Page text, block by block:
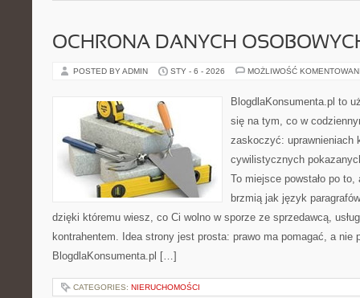
OCHRONA DANYCH
POSTED BY ADMIN STY - 6 - 2026 MOŻLIWOŚĆ
BlogdlaKonsumenta.pl to
się na tym, co w
zaskoczyć: uprawnieniach
cywilistycznych
To miejsce powstało po
brzmią jak język
dzięki któremu wiesz, co Ci wolno w sporze ze sprzedawcą,
kontrahentem. Idea strony jest prosta: prawo ma pomagać, a nie
BlogdlaKonsumenta.pl […]
CATEGORIES: NIERUCHOMOŚCI